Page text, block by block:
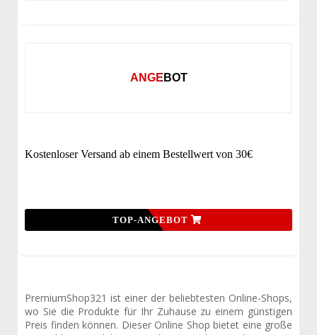
ANGEBOT
Kostenloser Versand ab einem Bestellwert von 30€
TOP-ANGEBOT
PremiumShop321 ist einer der beliebtesten Online-Shops,
wo Sie die Produkte für Ihr Zuhause zu einem günstigen
Preis finden können. Dieser Online Shop bietet eine große